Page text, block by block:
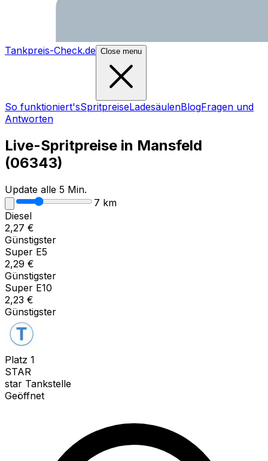
Tankpreis-Check.de Close menu
So funktioniert'sSpritpreiseLadesäulenBlogFragen und
Antworten
Live-Spritpreise in Mansfeld
(06343)
Update alle 5 Min.
7 km
Diesel
2,27 €
Günstigster
Super E5
2,29 €
Günstigster
Super E10
2,23 €
Günstigster
Platz 1
STAR
star Tankstelle
Geöffnet